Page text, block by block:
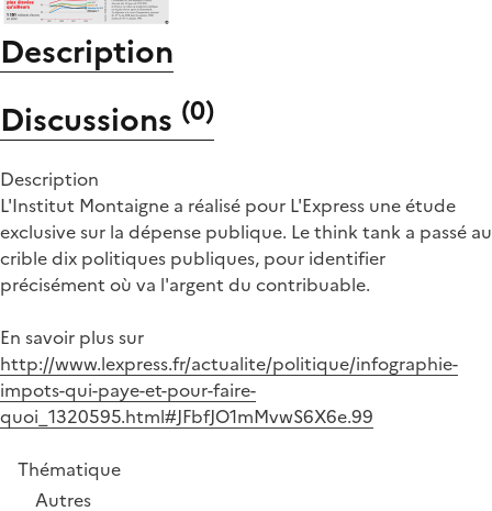
Description
Discussions (0)
Description
L'Institut Montaigne a réalisé pour L'Express une étude
exclusive sur la dépense publique. Le think tank a passé au
crible dix politiques publiques, pour identifier
précisément où va l'argent du contribuable.
En savoir plus sur
http://www.lexpress.fr/actualite/politique/infographie-
impots-qui-paye-et-pour-faire-
quoi_1320595.html#JFbfJO1mMvwS6X6e.99
Thématique
Autres